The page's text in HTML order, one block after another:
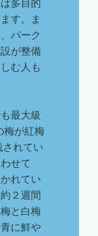
多目的
す。ま
パーク
が整備
む人も
最大級
梅が紅梅
されてい
せて
れてい
２週間
と白梅
に鮮や